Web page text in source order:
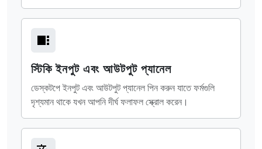
স্টিকি ইনপুট এবং আউটপুট প্যানেল
ডেস্কটপে ইনপুট এবং আউটপুট প্যানেল পিন করুন যাতে ফর্মগুলি
দৃশ্যমান থাকে যখন আপনি দীর্ঘ ফলাফল স্ক্রোল করেন।